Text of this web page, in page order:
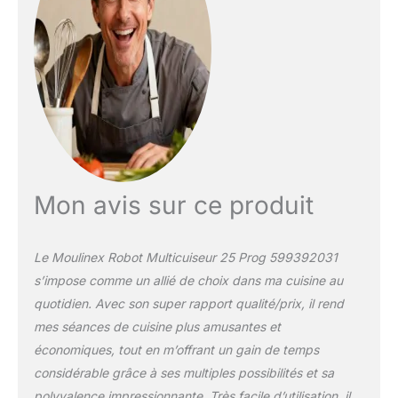
D'UTILISATION: panneau
de commande
électronique pour une
programmation facile et
une cuisson sans
surveillance
TECHNOLOGIE FUZZY
LOGIC: réglage
pour une cuisson
parfaite PRATIQUE: la
programmer l'heure de
démarrage jusqu'à
24heures à l'avance et
de maintenir votre repas
au chaud à la fin de la
cuisson jusqu'à
12heures RÉPARABILITÉ
Mon avis sur ce produit
Le Moulinex Robot Multicuiseur 25 Prog 599392031
s’impose comme un allié de choix dans ma cuisine au
quotidien. Avec son super rapport qualité/prix, il rend
mes séances de cuisine plus amusantes et
économiques, tout en m’offrant un gain de temps
considérable grâce à ses multiples possibilités et sa